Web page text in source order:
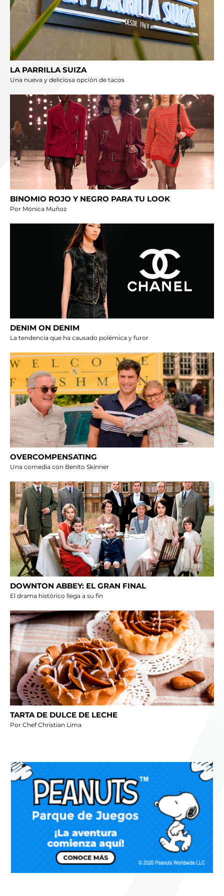
LA PARRILLA SUIZA
Una nueva y deliciosa opción de tacos
BINOMIO ROJO Y NEGRO PARA TU LOOK
Por Mónica Muñoz
DENIM ON DENIM
La tendencia que ha causado polémica y furor
OVERCOMPENSATING
Una comedia con Benito Skinner
DOWNTON ABBEY: EL GRAN FINAL
El drama histórico llega a su fin
TARTA DE DULCE DE LECHE
Por Chef Christian Lima